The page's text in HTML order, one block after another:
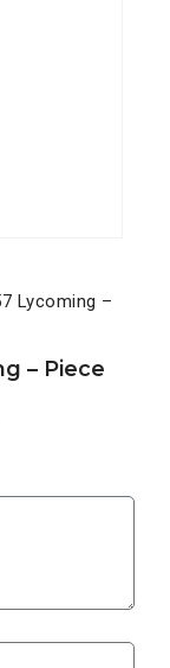
Lycoming –
– Piece